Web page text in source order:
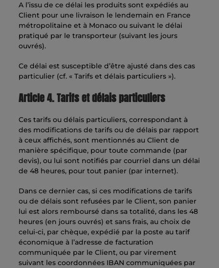
A l’issu de ce délai les produits sont expédiés au
Client pour une livraison le lendemain en France
métropolitaine et à Monaco ou suivant le délai
pratiqué par le transporteur (suivant les jours
ouvrés).
Ce délai est susceptible d’être ajusté dans des cas
particulier (cf. « Tarifs et délais particuliers »).
Article 4. Tarifs et délais particuliers
Ces tarifs ou délais particuliers, correspondant à
des modifications de tarifs ou de délais par rapport
à ceux affichés, sont mentionnés au Client de
manière spécifique, pour toute commande (par
devis), ou lui sont notifiés par courriel dans un délai
de 48 heures, pour tout panier (par internet).
Dans ce dernier cas, si ces modifications de tarifs
ou de délais sont refusées par le Client, son panier
lui est alors remboursé dans sa totalité, dans les 48
heures (en jours ouvrés) et sans frais, au choix de
celui-ci, par chèque, expédié par la poste au tarif
économique à l’adresse de facturation
communiquée par le Client, ou par virement
suivant les coordonnées IBAN communiquées par